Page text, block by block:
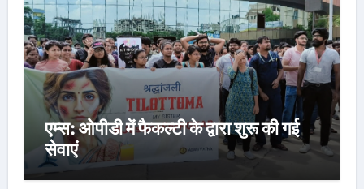
एम्स: ओपीडी में फैकल्टी के द्वारा शुरू की गई
सेवाएं